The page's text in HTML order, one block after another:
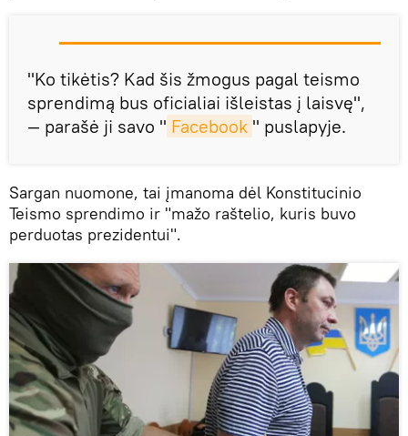
"Ko tikėtis? Kad šis žmogus pagal teismo
sprendimą bus oficialiai išleistas į laisvę",
— parašė ji savo " Facebook " puslapyje.
Sargan nuomone, tai įmanoma dėl Konstitucinio
Teismo sprendimo ir "mažo raštelio, kuris buvo
perduotas prezidentui".